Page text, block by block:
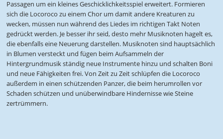
Passagen um ein kleines Geschicklichkeitsspiel erweitert. Formieren
sich die Locoroco zu einem Chor um damit andere Kreaturen zu
wecken, müssen nun während des Liedes im richtigen Takt Noten
gedrückt werden. Je besser ihr seid, desto mehr Musiknoten hagelt es,
die ebenfalls eine Neuerung darstellen. Musiknoten sind hauptsächlich
in Blumen versteckt und fügen beim Aufsammeln der
Hintergrundmusik ständig neue Instrumente hinzu und schalten Boni
und neue Fähigkeiten frei. Von Zeit zu Zeit schlüpfen die Locoroco
außerdem in einen schützenden Panzer, die beim herumrollen vor
Schaden schützen und unüberwindbare Hindernisse wie Steine
zertrümmern.